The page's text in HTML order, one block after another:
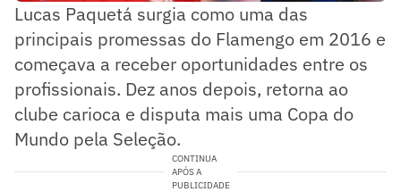
Lucas Paquetá surgia como uma das
principais promessas do Flamengo em 2016 e
começava a receber oportunidades entre os
profissionais. Dez anos depois, retorna ao
clube carioca e disputa mais uma Copa do
Mundo pela Seleção.
CONTINUA
APÓS A
PUBLICIDADE